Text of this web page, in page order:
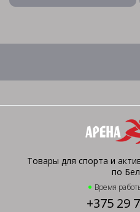
Товары для спорта и
по
Время
+375 29